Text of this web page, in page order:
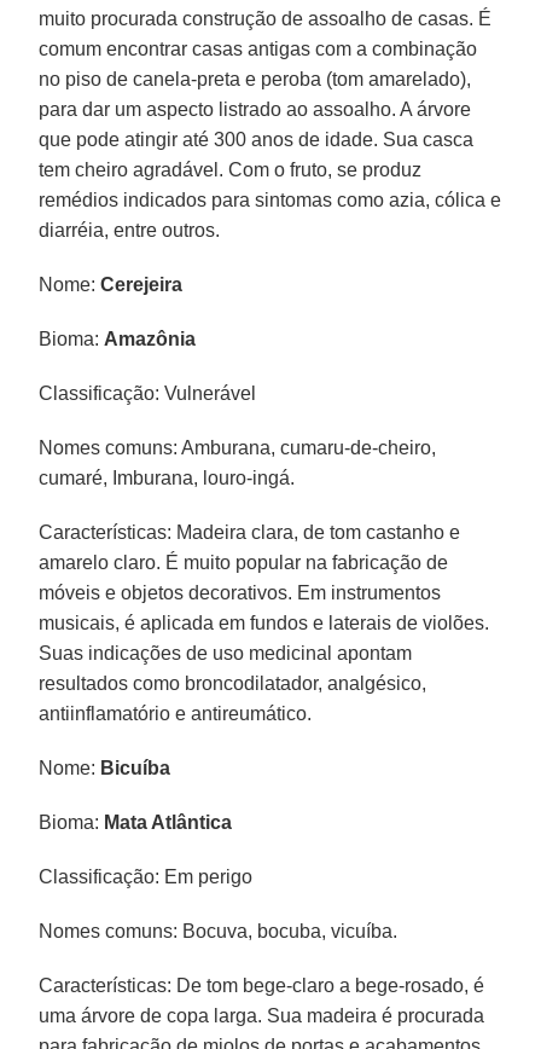
muito procurada construção de assoalho de casas. É
comum encontrar casas antigas com a combinação
no piso de canela-preta e peroba (tom amarelado),
para dar um aspecto listrado ao assoalho. A árvore
que pode atingir até 300 anos de idade. Sua casca
tem cheiro agradável. Com o fruto, se produz
remédios indicados para sintomas como azia, cólica e
diarréia, entre outros.
Nome:Cerejeira
Bioma: Amazônia
Classificação: Vulnerável
Nomes comuns: Amburana, cumaru-de-cheiro,
cumaré, Imburana, louro-ingá.
Características: Madeira clara, de tom castanho e
amarelo claro. É muito popular na fabricação de
móveis e objetos decorativos. Em instrumentos
musicais, é aplicada em fundos e laterais de violões.
Suas indicações de uso medicinal apontam
resultados como broncodilatador, analgésico,
antiinflamatório e antireumático.
Nome: Bicuíba
Bioma: Mata Atlântica
Classificação: Em perigo
Nomes comuns: Bocuva, bocuba, vicuíba.
Características: De tom bege-claro a bege-rosado, é
uma árvore de copa larga. Sua madeira é procurada